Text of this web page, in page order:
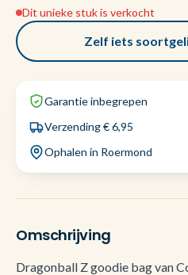
Dit unieke stuk is verkocht
Zelf iets
Garantie inbegrepen
Verzending € 6,95
Ophalen in Roermond
Omschrijving
Dragonball Z goodie bag van